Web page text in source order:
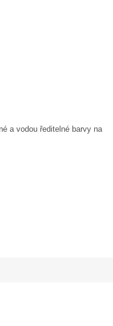
a vodou ředitelné barvy na